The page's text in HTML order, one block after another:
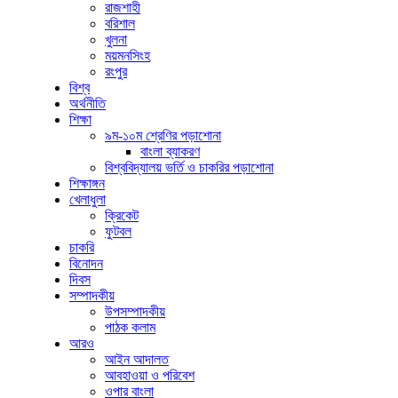
রাজশাহী
বরিশাল
খুলনা
ময়মনসিংহ
রংপুর
বিশ্ব
অর্থনীতি
শিক্ষা
৯ম-১০ম শ্রেণির পড়াশোনা
বাংলা ব্যাকরণ
বিশ্ববিদ্যালয় ভর্তি ও চাকরির পড়াশোনা
শিক্ষাঙ্গন
খেলাধুলা
ক্রিকেট
ফুটবল
চাকরি
বিনোদন
দিবস
সম্পাদকীয়
উপসম্পাদকীয়
পাঠক কলাম
আরও
আইন আদালত
আবহাওয়া ও পরিবেশ
ওপার বাংলা